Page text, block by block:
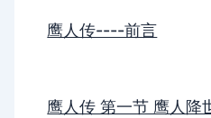
鹰人传----前言
鹰人传 第一节 鹰人降